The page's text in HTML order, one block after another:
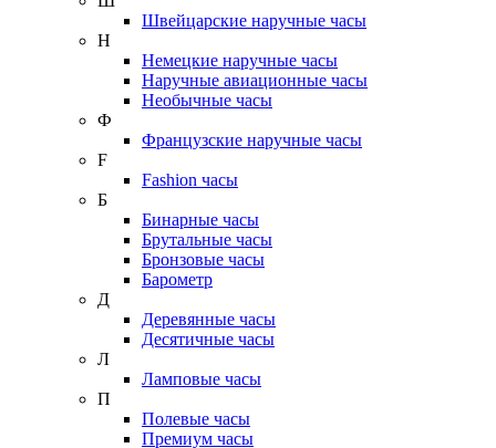
Швейцарские наручные часы
Н
Немецкие наручные часы
Наручные авиационные часы
Необычные часы
Ф
Французские наручные часы
F
Fashion часы
Б
Бинарные часы
Брутальные часы
Бронзовые часы
Барометр
Д
Деревянные часы
Десятичные часы
Л
Ламповые часы
П
Полевые часы
Премиум часы